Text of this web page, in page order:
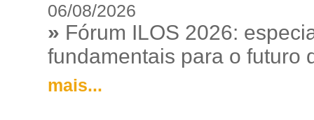
06/08/2026
» Fórum ILOS 2026:
fundamentais para o futuro
mais...